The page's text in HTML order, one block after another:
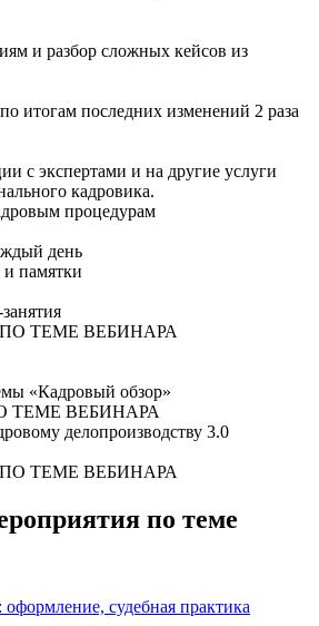
и разбор сложных кейсов из
итогам последних изменений 2 раза
с экспертами и на другие услуги
кадровика.
процедурам
день
памятки
«Кадровый обзор»
ТЕМЕ ВЕБИНАРА
делопроизводству 3.0
по теме
судебная практика